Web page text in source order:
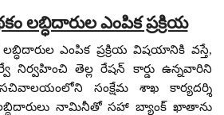
లబ్ధిదారుల ఎంపిక ప్రక్రియ
ఎంపిక ప్రక్రియ విషయానికి వస్తే,
నిర్వహించి తెల్ల రేషన్ కార్డు ఉన్నవారిని
సంక్షేమ శాఖ కార్యదర్శి
లబ్ధిదారులు నామినీతో సహా బ్యాంక్ ఖాతాను